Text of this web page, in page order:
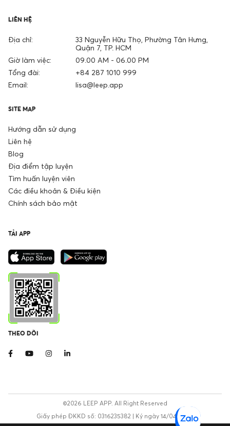
LIÊN HỆ
Địa chỉ:
33 Nguyễn Hữu Thọ, Phường Tân Hưng,
Quận 7, TP. HCM
Giờ làm việc:
09.00 AM - 06.00 PM
Tổng đài:
+84 287 1010 999
Email:
lisa@leep.app
SITE MAP
Hướng dẫn sử dụng
Liên hệ
Blog
Địa điểm tập luyện
Tìm huấn luyện viên
Các điều khoản & Điều kiện
Chính sách bảo mật
TẢI APP
THEO DÕI
©2026 LEEP APP. All Right Reserved
Giấy phép ĐKKD số: 0316235382 | Ký ngày 14/04/2020